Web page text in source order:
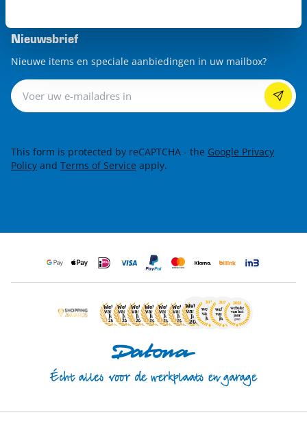
Nieuwsbrief
Nieuwe items en speciale aanbiedingen in uw mailbox?
Nieuwsbrief
This form is protected by reCAPTCHA - the Google Privacy
Policy and Terms of Service apply.